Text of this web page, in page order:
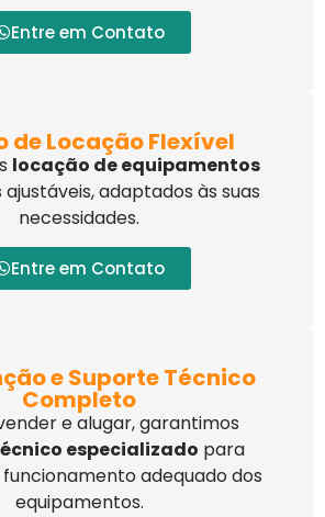
Entre em Contato
de Locação Flexível
locação de equipamentos
adaptados às suas
necessidades.
Entre em Contato
e Suporte Técnico
Completo
e alugar, garantimos
especializado para
adequado dos
equipamentos.